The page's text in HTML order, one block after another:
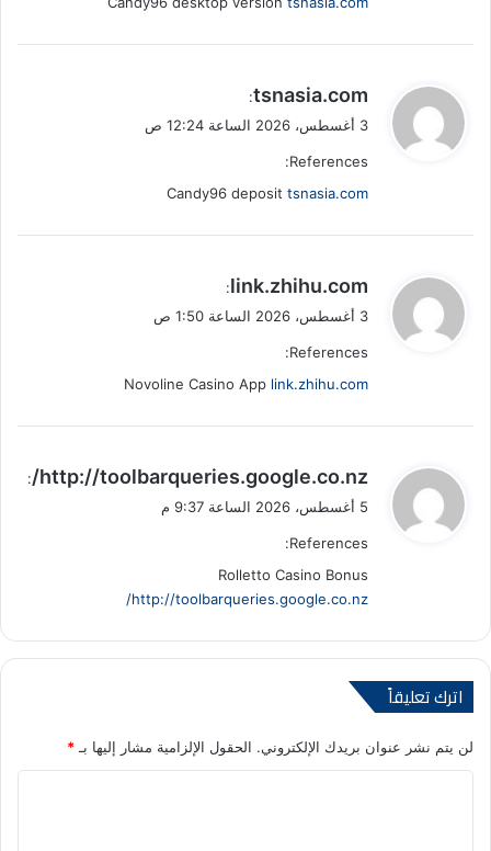
ي
ق
ل
tsnasia.com
:
3 أغسطس، 2026 الساعة 12:24 ص
References:
Candy96 deposit tsnasia.com
ي
ق
ل
link.zhihu.com
:
3 أغسطس، 2026 الساعة 1:50 ص
References:
Novoline Casino App link.zhihu.com
ي
ق
ل
http://toolbarqueries.google.co.nz/
:
5 أغسطس، 2026 الساعة 9:37 م
References:
Rolletto Casino Bonus
http://toolbarqueries.google.co.nz/
اترك تعليقاً
لن يتم نشر عنوان بريدك الإلكتروني. الحقول الإلزامية مشار إليها بـ*